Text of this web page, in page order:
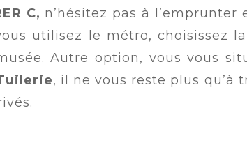
C, n’hésitez pas à
utilisez le métro, choisissez la
Autre option, vous vous
, il ne vous reste plus qu’à